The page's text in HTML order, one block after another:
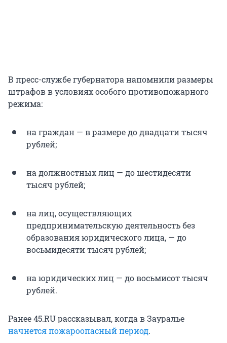
В пресс-службе губернатора напомнили размеры
штрафов в условиях особого противопожарного
режима:
на граждан — в размере до двадцати тысяч
рублей;
на должностных лиц — до шестидесяти
тысяч рублей;
на лиц, осуществляющих
предпринимательскую деятельность без
образования юридического лица, — до
восьмидесяти тысяч рублей;
на юридических лиц — до восьмисот тысяч
рублей.
Ранее 45.RU рассказывал, когда в Зауралье
начнется пожароопасный период.